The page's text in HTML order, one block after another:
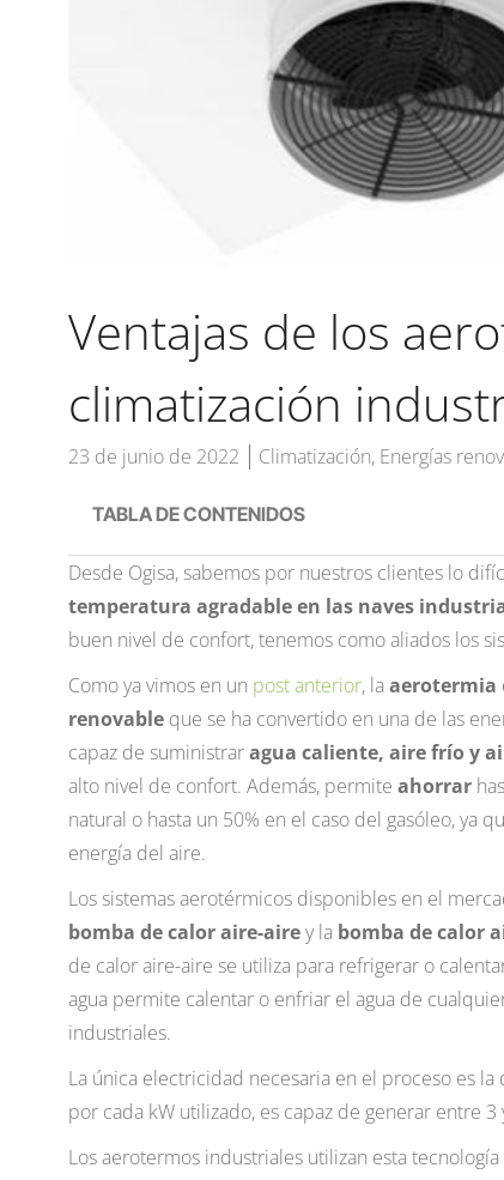
Ventajas de los
climatización
23 de junio de 2022 Climatización, Energías
TABLA DE CONTENIDOS
Desde Ogisa, sabemos por nuestros clientes lo
temperatura agradable en las naves
buen nivel de confort, tenemos como aliados los
Como ya vimos en un post anterior, laaerotermia
renovable que se ha convertido en una de las
capaz de suministraragua caliente, aire frío y
alto nivel de confort. Además, permite ahorrar
natural o hasta un 50% en el caso del gasóleo, ya
energía del aire.
Los sistemas aerotérmicos disponibles en el
bomba de calor aire-airey la bomba de calor
de calor aire-aire se utiliza para refrigerar o
agua permite calentar o enfriar el agua de
industriales.
La única electricidad necesaria en el proceso es la
por cada kW utilizado, es capaz de generar entre
Los aerotermos industriales utilizan esta